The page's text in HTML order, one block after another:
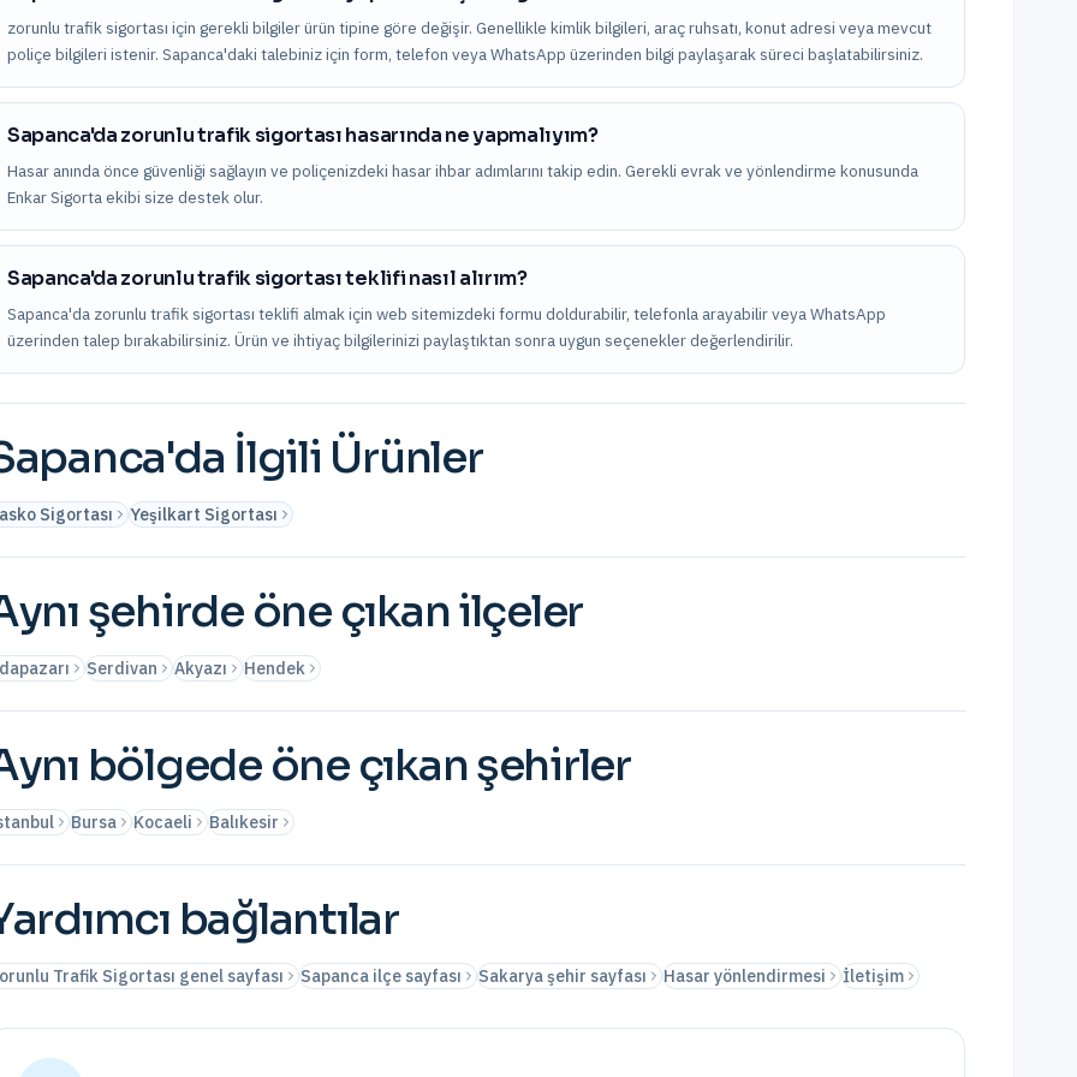
zorunlu trafik sigortası için gerekli bilgiler ürün tipine göre değişir. Genellikle kimlik bilgileri, araç ruhsatı, konut adresi veya mevcut
poliçe bilgileri istenir. Sapanca'daki talebiniz için form, telefon veya WhatsApp üzerinden bilgi paylaşarak süreci başlatabilirsiniz.
Sapanca'da zorunlu trafik sigortası hasarında ne yapmalıyım?
Hasar anında önce güvenliği sağlayın ve poliçenizdeki hasar ihbar adımlarını takip edin. Gerekli evrak ve yönlendirme konusunda
Enkar Sigorta ekibi size destek olur.
Sapanca'da zorunlu trafik sigortası teklifi nasıl alırım?
Sapanca'da zorunlu trafik sigortası teklifi almak için web sitemizdeki formu doldurabilir, telefonla arayabilir veya WhatsApp
üzerinden talep bırakabilirsiniz. Ürün ve ihtiyaç bilgilerinizi paylaştıktan sonra uygun seçenekler değerlendirilir.
'da İlgili Ürünler
Sigortası Yeşilkart Sigortası
şehirde öne çıkan ilçeler
Serdivan Akyazı Hendek
bölgede öne çıkan şehirler
Bursa Kocaeli Balıkesir
bağlantılar
Trafik Sigortası genel sayfası Sapanca ilçe sayfası Sakarya şehir sayfası Hasar yönlendirmesi İletişim